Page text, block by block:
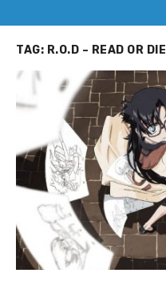
TAG: R.O.D – READ OR DIE